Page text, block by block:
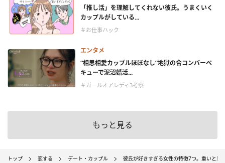
「推し活」を理解してくれない彼氏。うまくいく
カップルがしている...
＃お仕事ハック
エンタメ
“相思相愛カップルほぼなし”地獄の合コンバーベ
キューで泥沼婚活...
＃ガールオアレディ3考察
もっと見る
トップ 恋する デート・カップル 彼氏が好きすぎる女性の特徴7つ。重いと思